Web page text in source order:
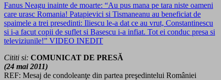
Fanus Neagu inainte de moarte: “Au pus mana pe tara niste oameni
care urasc Romania! Patapievici si Tismaneanu au beneficiat de
spaimele a trei presedinti: Iliescu le-a dat ce au vrut, Constantinescu
si i-a facut copii de suflet si Basescu i-a infiat. Tot ei conduc presa si
televiziunile!” VIDEO INEDIT
Cititi si: COMUNICAT DE PRESĂ
(24 mai 2011)
REF: Mesaj de condoleanţe din partea preşedintelui României